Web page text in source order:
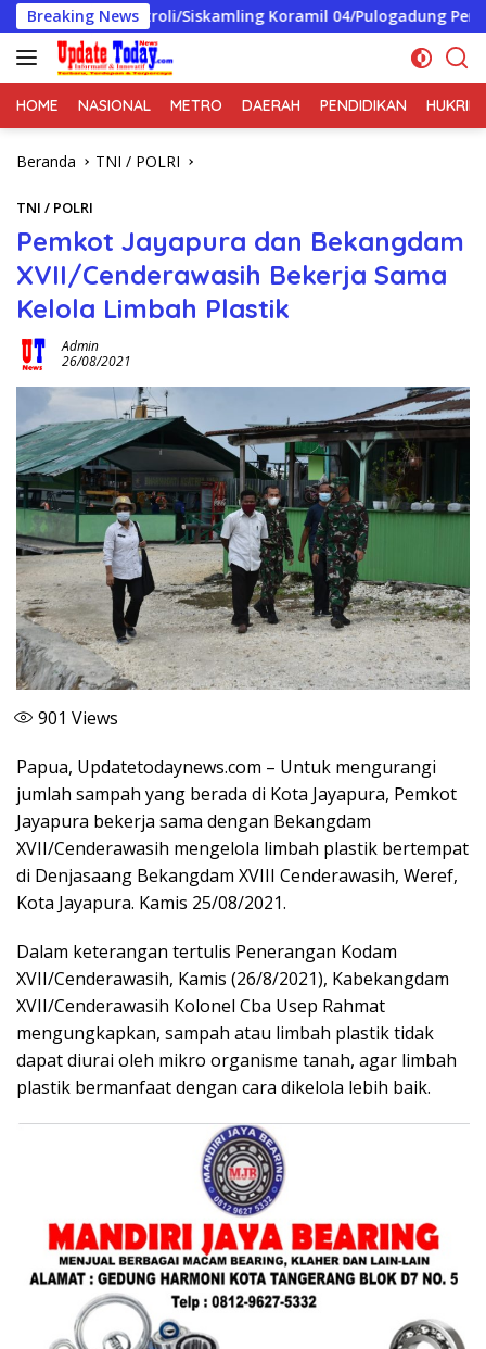
Langsung
ke
konten
Breaking News
Siskamling Koramil 04/Pulogadung Perkuat Sinergi
HOME NASIONAL METRO DAERAH PENDIDIKAN HUKRIM
Beranda TNI / POLRI
TNI / POLRI
Pemkot Jayapura dan Bekangdam
XVII/Cenderawasih Bekerja Sama
Kelola Limbah Plastik
Admin
26/08/2021
901 Views
Papua, Updatetodaynews.com – Untuk mengurangi
jumlah sampah yang berada di Kota Jayapura, Pemkot
Jayapura bekerja sama dengan Bekangdam
XVII/Cenderawasih mengelola limbah plastik bertempat
di Denjasaang Bekangdam XVIII Cenderawasih, Weref,
Kota Jayapura. Kamis 25/08/2021.
Dalam keterangan tertulis Penerangan Kodam
XVII/Cenderawasih, Kamis (26/8/2021), Kabekangdam
XVII/Cenderawasih Kolonel Cba Usep Rahmat
mengungkapkan, sampah atau limbah plastik tidak
dapat diurai oleh mikro organisme tanah, agar limbah
plastik bermanfaat dengan cara dikelola lebih baik.